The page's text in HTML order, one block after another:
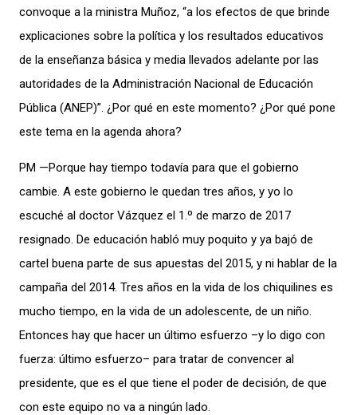
convoque a la ministra Muñoz, “a los efectos de que brinde
explicaciones sobre la política y los resultados educativos
de la enseñanza básica y media llevados adelante por las
autoridades de la Administración Nacional de Educación
Pública (ANEP)”. ¿Por qué en este momento? ¿Por qué pone
este tema en la agenda ahora?
PM —Porque hay tiempo todavía para que el gobierno
cambie. A este gobierno le quedan tres años, y yo lo
escuché al doctor Vázquez el 1.º de marzo de 2017
resignado. De educación habló muy poquito y ya bajó de
cartel buena parte de sus apuestas del 2015, y ni hablar de la
campaña del 2014. Tres años en la vida de los chiquilines es
mucho tiempo, en la vida de un adolescente, de un niño.
Entonces hay que hacer un último esfuerzo –y lo digo con
fuerza: último esfuerzo– para tratar de convencer al
presidente, que es el que tiene el poder de decisión, de que
con este equipo no va a ningún lado.